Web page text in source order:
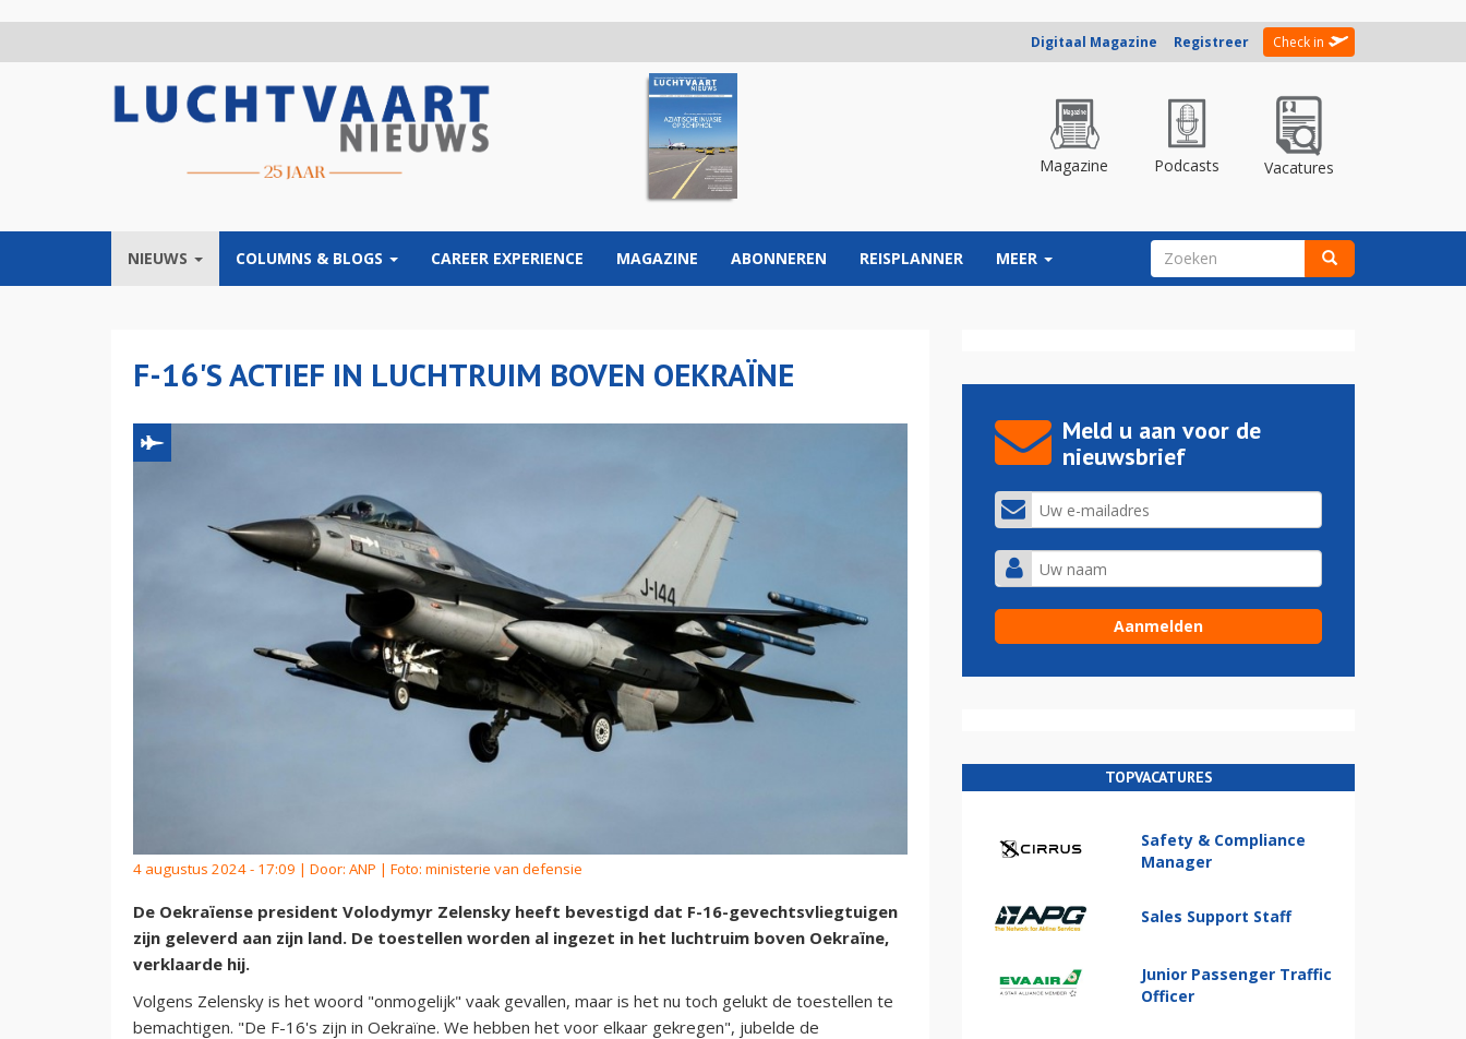
Digitaal Magazine Registreer Check in
Magazine Podcasts Vacatures
NIEUWS COLUMNS & BLOGS CAREER EXPERIENCE MAGAZINE ABONNEREN REISPLANNER MEER ZOEKVELD
F-16'S ACTIEF IN LUCHTRUIM BOVEN OEKRAÏNE
4 augustus 2024 - 17:09 | Door: ANP | Foto: ministerie van defensie
De Oekraïense president Volodymyr Zelensky heeft bevestigd dat F-16-gevechtsvliegtuigen
zijn geleverd aan zijn land. De toestellen worden al ingezet in het luchtruim boven Oekraïne,
verklaarde hij.
Volgens Zelensky is het woord "onmogelijk" vaak gevallen, maar is het nu toch gelukt de toestellen te
bemachtigen. "De F-16's zijn in Oekraïne. We hebben het voor elkaar gekregen", jubelde de
Meld u aan voor de
nieuwsbrief
TOPVACATURES
Safety & Compliance
Manager
Sales Support Staff
Junior Passenger Traffic
Officer